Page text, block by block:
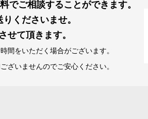
でご相談することができます。
くださいませ。
せて頂きます。
間をいただく場合がございます。
ざいませんのでご安心ください。